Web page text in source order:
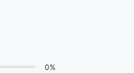
0%